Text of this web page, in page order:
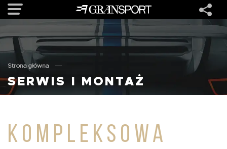
MARKI
O NAS
Strona główna
SERWIS I MONTAŻ
KOMPLEKSOWA